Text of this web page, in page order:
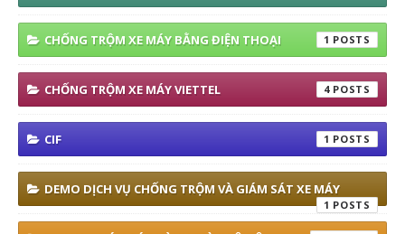
CHỐNG TRỘM XE MÁY BẰNG ĐIỆN THOẠI 1
CHỐNG TRỘM XE MÁY VIETTEL 4
CIF 1
DEMO DỊCH VỤ CHỐNG TRỘM VÀ GIÁM SÁT XE MÁY
1